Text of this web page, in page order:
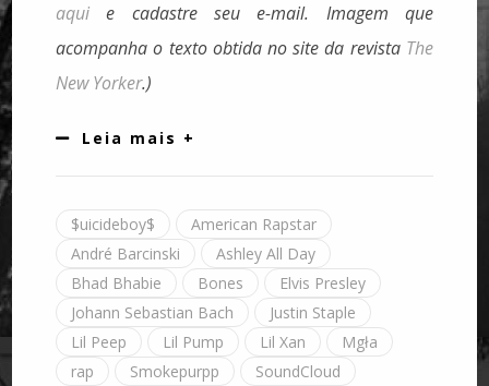
aqui e cadastre seu e-mail. Imagem que
acompanha o texto obtida no site da revista The
New Yorker.)
Leia mais +
$uicideboy$
American Rapstar
André Barcinski
Ashley All Day
Bhad Bhabie
Bones
Elvis Presley
Johann Sebastian Bach
Justin Staple
Lil Peep
Lil Pump Lil Xan
Mgła
rap
Smokepurpp
SoundCloud